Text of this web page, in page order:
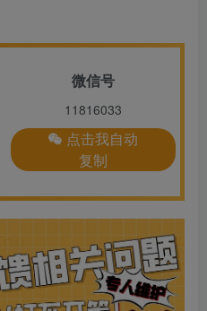
微信号
11816033
点击我自动
复制